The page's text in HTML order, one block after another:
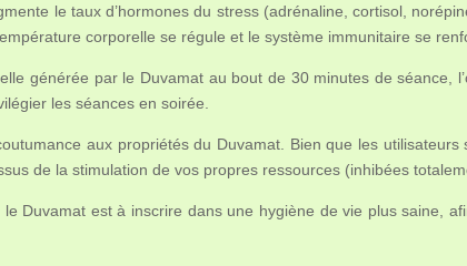
le taux d’hormones du stress (adrénaline, cortisol,
corporelle se régule et le système immunitaire se
générée par le Duvamat au bout de 30 minutes de séance,
les séances en soirée.
aux propriétés du Duvamat. Bien que les
de la stimulation de vos propres ressources (inhibées
le Duvamat est à inscrire dans une hygiène de vie plus saine,